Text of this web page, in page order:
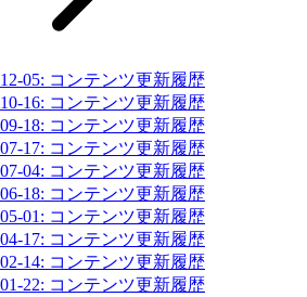
05: コンテンツ更新履歴
16: コンテンツ更新履歴
18: コンテンツ更新履歴
17: コンテンツ更新履歴
04: コンテンツ更新履歴
18: コンテンツ更新履歴
01: コンテンツ更新履歴
17: コンテンツ更新履歴
14: コンテンツ更新履歴
22: コンテンツ更新履歴